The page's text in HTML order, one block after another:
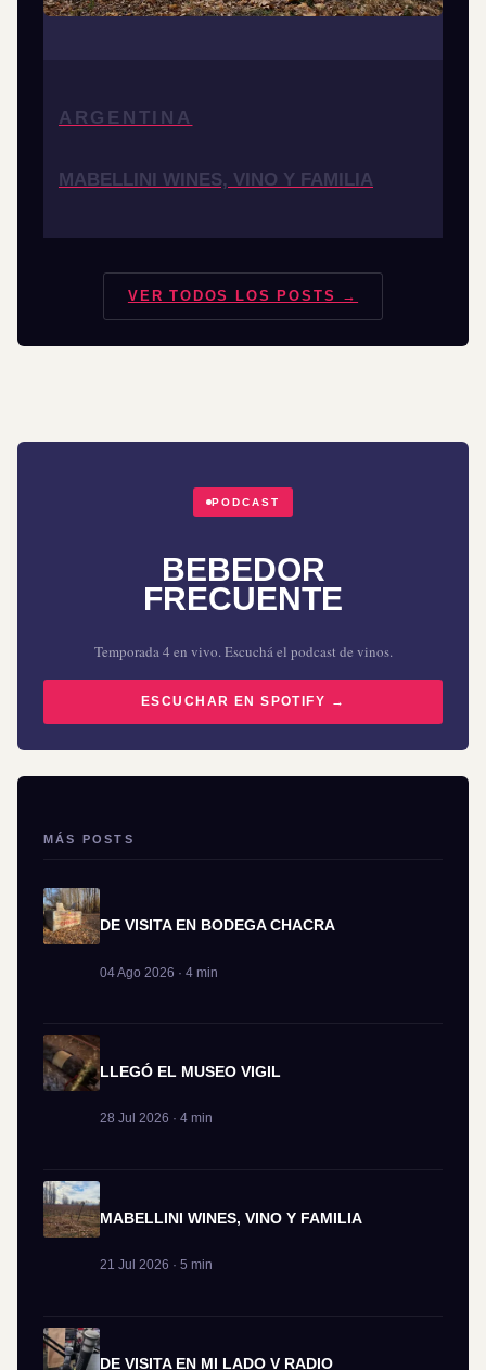
ARGENTINA
MABELLINI WINES, VINO Y FAMILIA
VER TODOS LOS POSTS →
PODCAST
BEBEDOR
FRECUENTE
Temporada 4 en vivo. Escuchá el podcast de vinos.
ESCUCHAR EN SPOTIFY →
MÁS POSTS
DE VISITA EN BODEGA CHACRA
04 Ago 2026 · 4 min
LLEGÓ EL MUSEO VIGIL
28 Jul 2026 · 4 min
MABELLINI WINES, VINO Y FAMILIA
21 Jul 2026 · 5 min
DE VISITA EN MI LADO V RADIO